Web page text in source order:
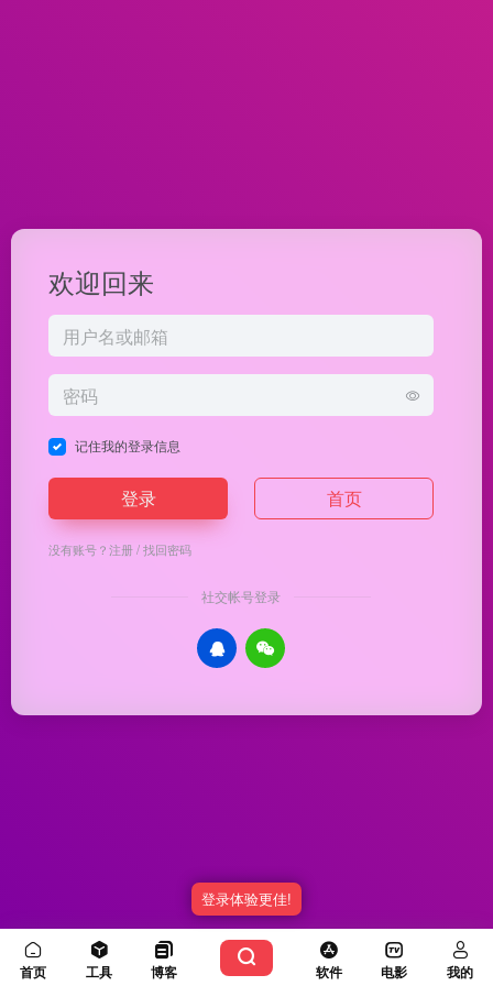
欢迎回来
记住我的登录信息
登录 首页
没有账号？注册/找回密码
社交帐号登录
Copyright © 2026 优渥导航 冀ICP备20003336号-5由 OneNav强力驱动
首页 工具 博客 软件 电影 我的
登录体验更佳!